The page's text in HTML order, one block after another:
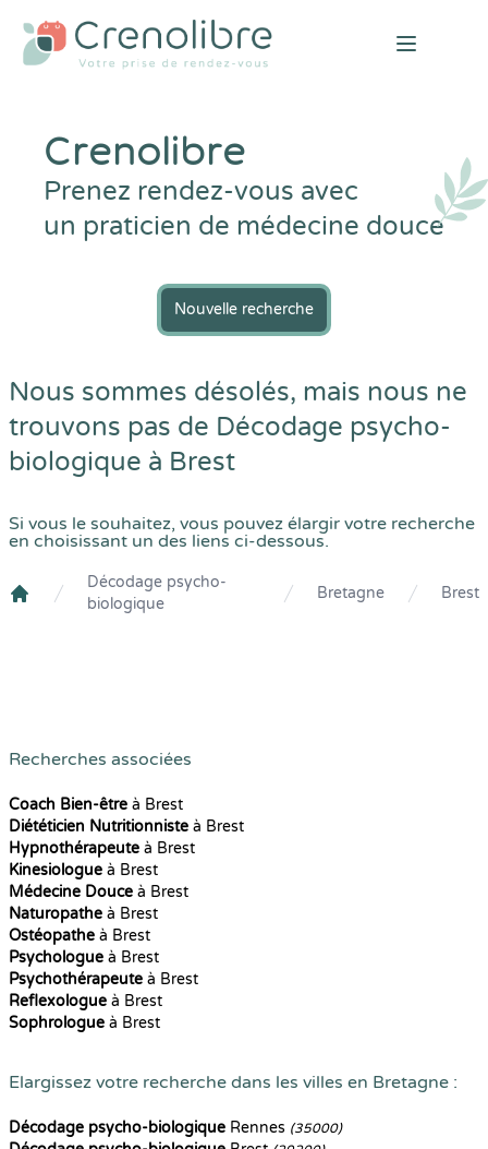
Open
Crenolibre
Prenez rendez-vous avec
un praticien de médecine douce
Nouvelle recherche
Nous sommes désolés, mais nous ne
trouvons pas de Décodage psycho-
biologique à Brest
Si vous le souhaitez, vous pouvez élargir votre recherche
en choisissant un des liens ci-dessous.
Crenolibre
Décodage psycho-
biologique
Bretagne Brest
Recherches associées
Coach Bien-être à Brest
Diététicien Nutritionniste à Brest
Hypnothérapeute à Brest
Kinesiologue à Brest
Médecine Douce à Brest
Naturopathe à Brest
Ostéopathe à Brest
Psychologue à Brest
Psychothérapeute à Brest
Reflexologue à Brest
Sophrologue à Brest
Elargissez votre recherche dans les villes en Bretagne :
Décodage psycho-biologique Rennes (35000)